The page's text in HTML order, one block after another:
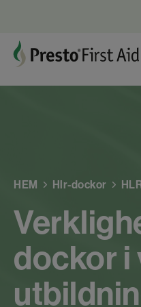
HEM Hlr-dockor
dockor i